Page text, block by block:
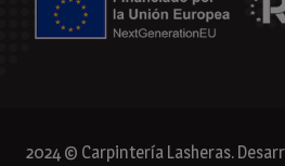
2024 © Carpintería Lasheras.